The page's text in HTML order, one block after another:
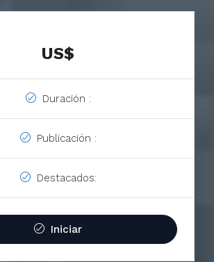
US$
Duración :
Publicación :
Destacados:
Iniciar